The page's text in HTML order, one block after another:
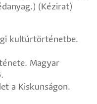
(Kézirat)
kultúrtörténetbe.
Magyar
a Kiskunságon.